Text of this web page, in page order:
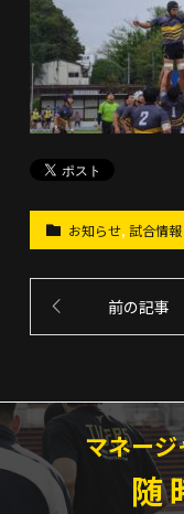
お知らせ,試合情報
前の記事
マネー
随